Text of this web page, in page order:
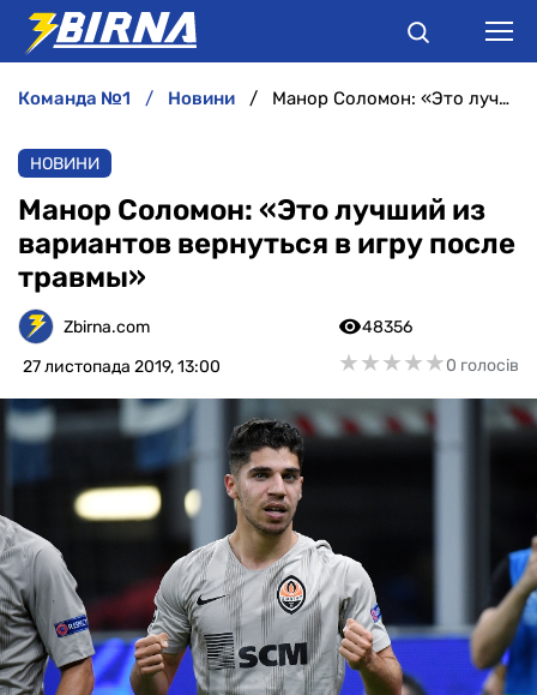
АНАЛІТИКА
ІНТЕРВ'Ю
РІЗНЕ
БУКМЕКЕРИ
команда №1 новини Манор Соломон: «Это лучший из вариантов вернуться в игру после травмы»
НОВИНИ
Манор Соломон: «Это лучший из
вариантов вернуться в игру после
травмы»
Zbirna.com
27 листопада 2019, 13:00
48356
★★★★★
★★★★★0 голосів